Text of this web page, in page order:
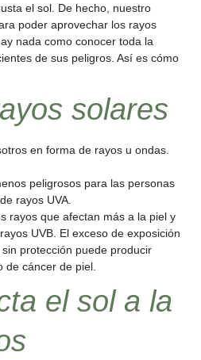
el sol. De hecho, nuestro
poder aprovechar los rayos
nada como conocer toda la
de sus peligros. Así es cómo
solares
en forma de rayos u ondas.
peligrosos para las personas
rayos UVA.
rayos que afectan más a la piel y
UVB. El exceso de exposición
protección puede producir
de cáncer de piel.
el sol a la